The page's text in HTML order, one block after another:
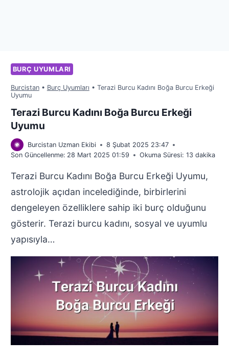
BURÇ UYUMLARI
Burcistan• Burç Uyumları • Terazi Burcu Kadını Boğa Burcu Erkeği
Uyumu
Terazi Burcu Kadını Boğa Burcu Erkeği
Uyumu
Burcistan Uzman Ekibi
8 Şubat 2025 23:47
Son Güncellenme: 28 Mart 2025 01:59 Okuma Süresi: 13 dakika
Terazi Burcu Kadını Boğa Burcu Erkeği Uyumu,
astrolojik açıdan incelediğinde, birbirlerini
dengeleyen özelliklere sahip iki burç olduğunu
gösterir. Terazi burcu kadını, sosyal ve uyumlu
yapısıyla…